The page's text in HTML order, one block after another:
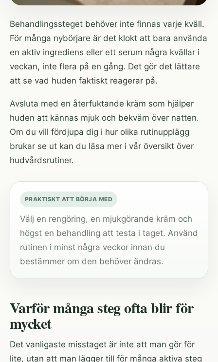
Behandlingssteget behöver inte finnas varje kväll.
För många nybörjare är det klokt att bara använda
en aktiv ingrediens eller ett serum några kvällar i
veckan, inte flera på en gång. Det gör det lättare
att se vad huden faktiskt reagerar på.
Avsluta med en återfuktande kräm som hjälper
huden att kännas mjuk och bekväm över natten.
Om du vill fördjupa dig i hur olika rutinupplägg
brukar se ut kan du läsa mer i vår översikt över
hudvårdsrutiner.
PRAKTISKT ATT BÖRJA MED
Välj en rengöring, en mjukgörande kräm och
högst en behandling att testa i taget. Använd
rutinen i minst några veckor innan du
bestämmer om den behöver ändras.
Varför många steg ofta blir för
mycket
Det vanligaste misstaget är inte att man gör för
lite, utan att man lägger till för många aktiva steg